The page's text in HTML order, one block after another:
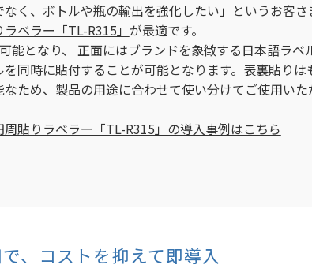
く、ボトルや瓶の輸出を強化したい」というお客さ
ベラー「TL-R315」 が最適です。
能となり、 正面にはブランドを象徴する日本語ラベ
同時に貼付することが可能となります。表裏貼りは
ため、製品の用途に合わせて使い分けてご使用いた
貼りラベラー「TL-R315」の導入事例はこちら
、コストを抑えて即導入